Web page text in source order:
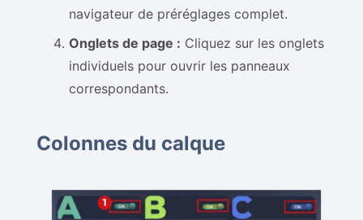
navigateur de préréglages complet.
Onglets de page : Cliquez sur les onglets
individuels pour ouvrir les panneaux
correspondants.
Colonnes du calque